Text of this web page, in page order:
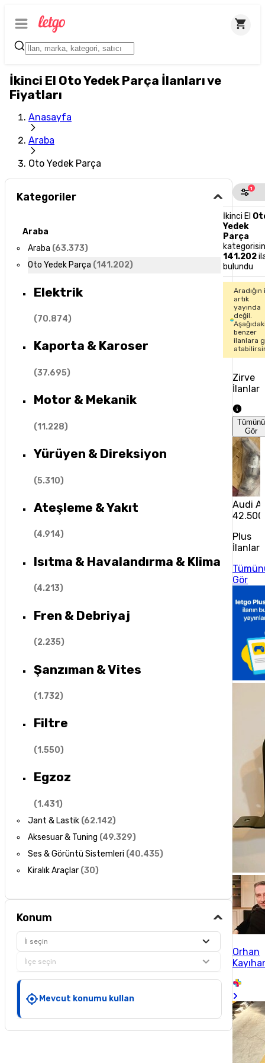
İkinci El Oto Yedek Parça İlanları ve
Fiyatları
Anasayfa
Araba
Oto Yedek Parça
Kategoriler
Araba
Araba (63.373)
Oto Yedek Parça (141.202)
Elektrik
(70.874)
Kaporta & Karoser
(37.695)
Motor & Mekanik
(11.228)
Yürüyen & Direksiyon
(5.310)
Ateşleme & Yakıt
(4.914)
Isıtma & Havalandırma & Klima
(4.213)
Fren & Debriyaj
(2.235)
Şanzıman & Vites
(1.732)
Filtre
(1.550)
Egzoz
(1.431)
Jant & Lastik (62.142)
Aksesuar & Tuning (49.329)
Ses & Görüntü Sistemleri (40.435)
Kiralık Araçlar (30)
Konum
İl seçin
İlçe seçin
Mevcut konumu kullan
1
İkinci El
Yedek
Parça
141.202
bulundu
Aradığın
artık
yayında
değil.
benzer
ilanlara
Zirve
İlanlar
Tümünü
Gör
Audi
Plus
İlanlar
Gör
Orhan